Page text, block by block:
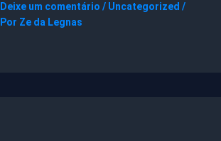
Deixe um comentário / Uncategorized /
Por Ze da Legnas